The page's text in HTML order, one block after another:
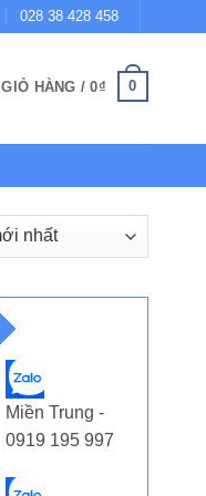
028 38 428 458
GIỎ HÀNG /0₫ 0
Miền Trung -
0919 195 997